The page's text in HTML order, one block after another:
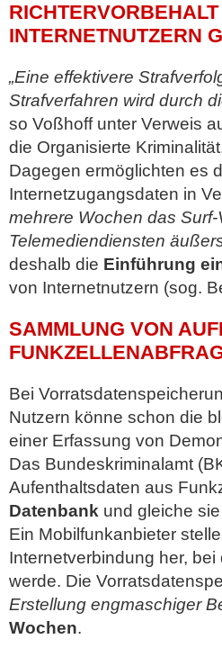
INTERNETNUTZERN
„Eine effektivere
Strafverfahren wird durch
so Voßhoff unter Verweis
die Organisierte
Dagegen ermöglichten es
Internetzugangsdaten in
mehrere Wochen das
Telemediendiensten
deshalb die Einführung
von Internetnutzern (sog.
SAMMLUNG VON
Bei
Nutzern könne schon die
einer Erfassung von
Das Bundeskriminalamt
Aufenthaltsdaten aus
Datenbank und gleiche
Ein Mobilfunkanbieter
Internetverbindung her,
werde. Die
Erstellung engmaschiger
Wochen.